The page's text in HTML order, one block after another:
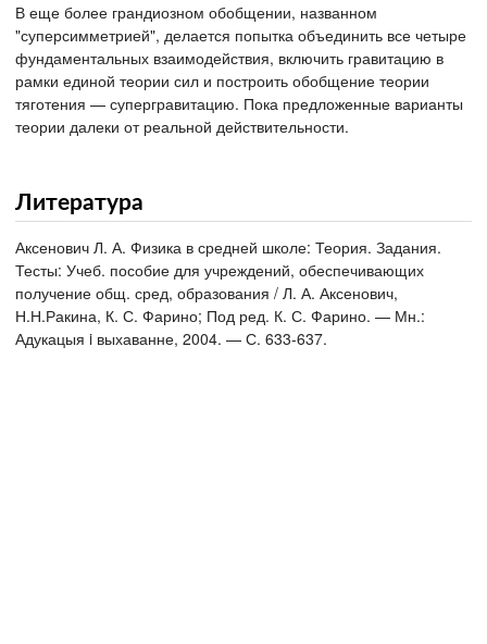
В еще более грандиозном обобщении, названном
"суперсимметрией", делается попытка объединить все четыре
фундаментальных взаимодействия, включить гравитацию в
рамки единой теории сил и построить обобщение теории
тяготения — супергравитацию. Пока предложенные варианты
теории далеки от реальной действительности.
Литература
Аксенович Л. А. Физика в средней школе: Теория. Задания.
Тесты: Учеб. пособие для учреждений, обеспечивающих
получение общ. сред, образования / Л. А. Аксенович,
Н.Н.Ракина, К. С. Фарино; Под ред. К. С. Фарино. — Мн.:
Адукацыя i выхаванне, 2004. — С. 633-637.